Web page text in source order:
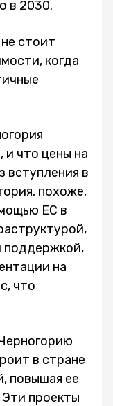
в 2030.
стоит
когда
и что цены на
вступления в
похоже,
ЕС в
поддержкой,
на
что
в стране
повышая ее
проекты